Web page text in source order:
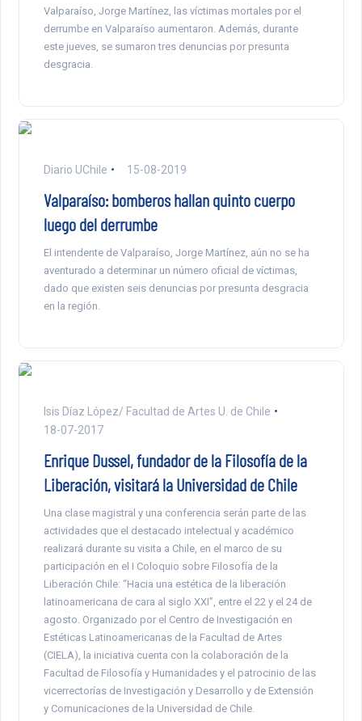
Valparaíso, Jorge Martínez, las víctimas mortales por el
derrumbe en Valparaíso aumentaron. Además, durante
este jueves, se sumaron tres denuncias por presunta
desgracia.
Diario UChile 15-08-2019
Valparaíso: bomberos hallan quinto cuerpo
luego del derrumbe
El intendente de Valparaíso, Jorge Martínez, aún no se ha
aventurado a determinar un número oficial de víctimas,
dado que existen seis denuncias por presunta desgracia
en la región.
Isis Díaz López/ Facultad de Artes U. de Chile
18-07-2017
Enrique Dussel, fundador de la Filosofía de la
Liberación, visitará la Universidad de Chile
Una clase magistral y una conferencia serán parte de las
actividades que el destacado intelectual y académico
realizará durante su visita a Chile, en el marco de su
participación en el I Coloquio sobre Filosofía de la
Liberación Chile: “Hacia una estética de la liberación
latinoamericana de cara al siglo XXI”, entre el 22 y el 24 de
agosto. Organizado por el Centro de Investigación en
Estéticas Latinoamericanas de la Facultad de Artes
(CIELA), la iniciativa cuenta con la colaboración de la
Facultad de Filosofía y Humanidades y el patrocinio de las
vicerrectorías de Investigación y Desarrollo y de Extensión
y Comunicaciones de la Universidad de Chile.